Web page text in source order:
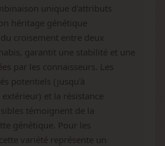
unique d'attributs
héritage génétique
croisement entre deux
garantit une stabilité et une
par les connaisseurs. Les
potentiels (jusqu'à
et la résistance
témoignent de la
génétique. Pour les
variété représente un